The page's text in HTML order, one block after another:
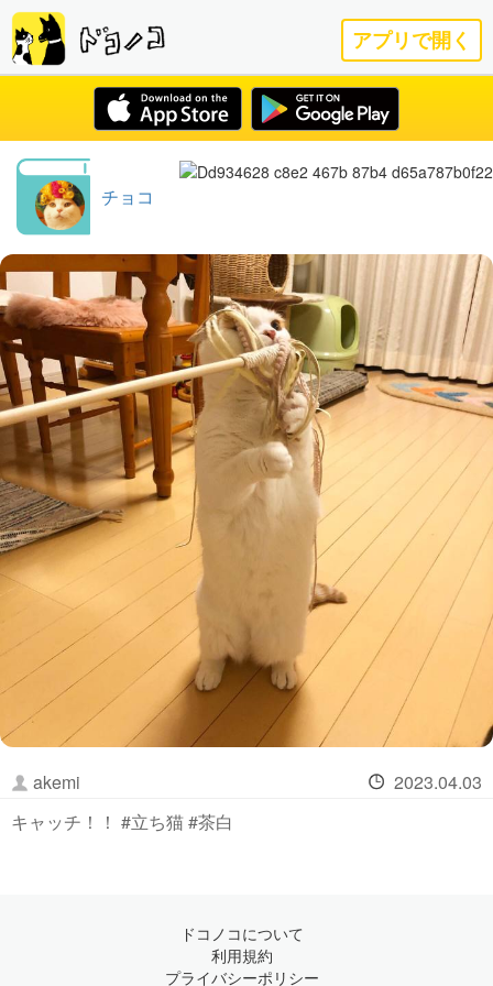
アプリで開く
チョコ
akemi
2023.04.03
キャッチ！！ #立ち猫 #茶白
ドコノコについて
利用規約
プライバシーポリシー